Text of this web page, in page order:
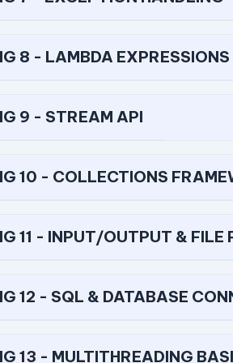
8 - LAMBDA
9 - STREAM API
10 - COLLECTIONS
11 - INPUT/OUTPUT & FILE
12 - SQL & DATABASE
13 - MULTITHREADING